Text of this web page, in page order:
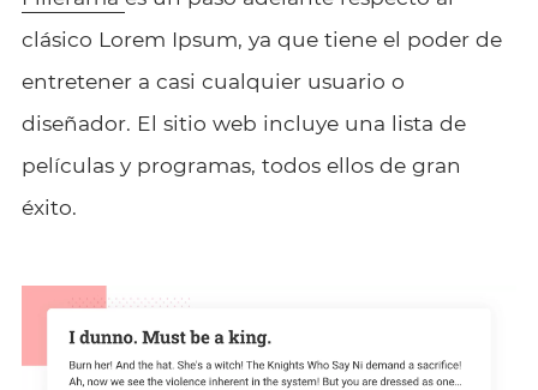
clásico Lorem Ipsum, ya que tiene el poder de
entretener a casi cualquier usuario o
diseñador. El sitio web incluye una lista de
películas y programas, todos ellos de gran
éxito.